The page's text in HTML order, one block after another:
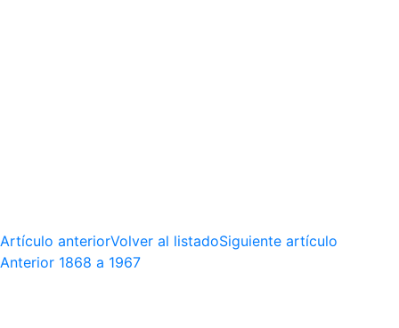
Artículo anteriorVolver al listadoSiguiente artículo
Anterior 1868 a 1967